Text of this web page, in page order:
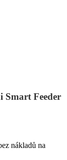
Feeder
nákladů na